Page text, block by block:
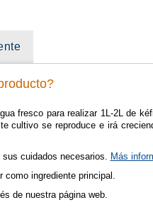
fresco para realizar 1L-2L de
cultivo se reproduce e irá
cuidados necesarios.
Más
ingrediente principal.
de nuestra página web.